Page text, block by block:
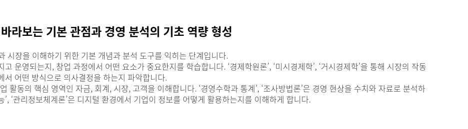
라보는 기본 관점과 경영 분석의 기초 역량 형성
시장을 이해하기 위한 기본 개념과 분석 도구를 익히는 단계입니다.
운영되는지, 창업 과정에서 어떤 요소가 중요한지를 학습합니다. ‘경제학원론’, ‘미시경제학’, ‘거시경제학’을 통해 시장의 작동
어떤 방식으로 의사결정을 하는지 파악합니다.
업 활동의 핵심 영역인 자금, 회계, 시장, 고객을 이해합니다. ‘경영수학과 통계’, ‘조사방법론’은 경영 현상을 수치와 자료로 분석하
‘관리정보체계론’은 디지털 환경에서 기업이 정보를 어떻게 활용하는지를 이해하게 합니다.